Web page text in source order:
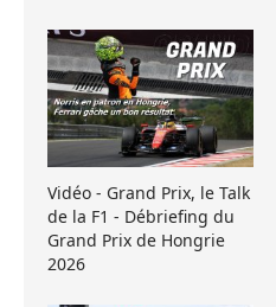
Vidéo - Grand Prix, le Talk
de la F1 - Débriefing du
Grand Prix de Hongrie
2026